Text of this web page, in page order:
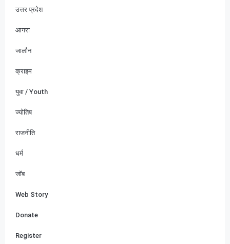
उत्तर प्रदेश
आगरा
जालौन
क्राइम
युवा / Youth
ज्योतिष
राजनीति
धर्म
जॉब
Web Story
Donate
Register